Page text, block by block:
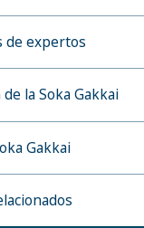
de expertos
la Soka Gakkai
Gakkai